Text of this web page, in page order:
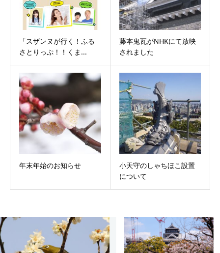
「スザンヌが行く！ふる
さとりっぷ！！くま...
藤本鬼瓦がNHKにて放映
されました
年末年始のお知らせ
小天守のしゃちほこ設置
について